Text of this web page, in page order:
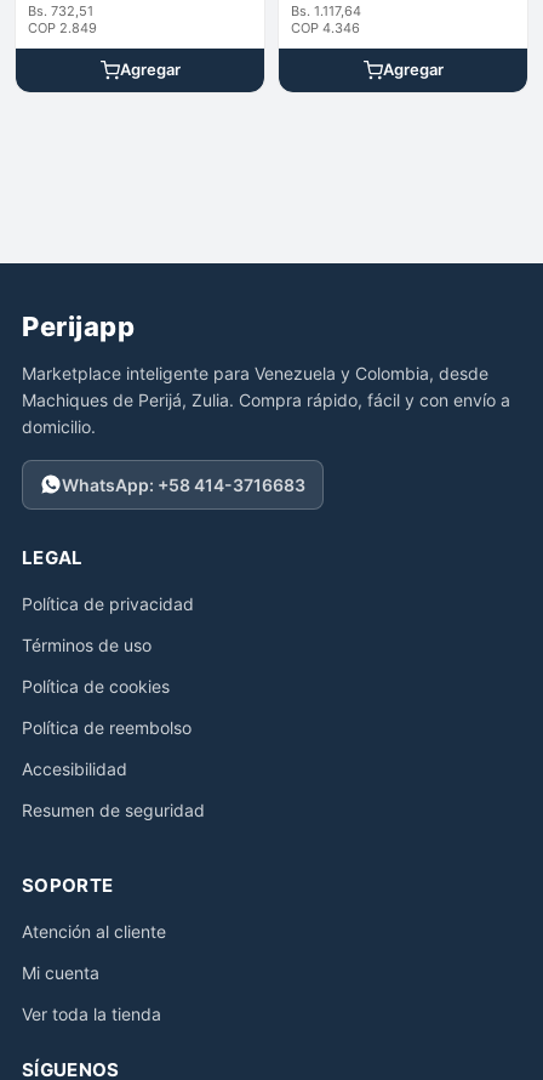
Bs. 732,51
COP 2.849
Agregar
Bs. 1.117,64
COP 4.346
Agregar
Perijapp
Marketplace inteligente para Venezuela y Colombia, desde
Machiques de Perijá, Zulia. Compra rápido, fácil y con envío a
domicilio.
WhatsApp: +58 414-3716683
LEGAL
Política de privacidad
Términos de uso
Política de cookies
Política de reembolso
Accesibilidad
Resumen de seguridad
SOPORTE
Atención al cliente
Mi cuenta
Ver toda la tienda
SÍGUENOS